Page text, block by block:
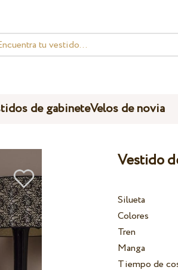
de gabineteVelos de novia
Vestido
Silueta
Colores
Tren
Manga
Tiempo de